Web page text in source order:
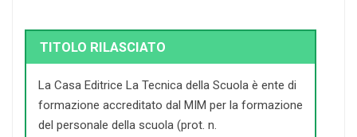
TITOLO RILASCIATO
La Casa Editrice La Tecnica della Scuola è ente di
formazione accreditato dal MIM per la formazione
del personale della scuola (prot. n.